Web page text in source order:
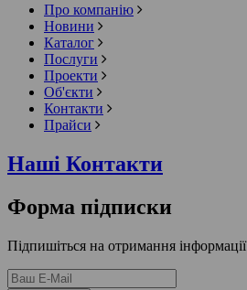
Про компанію
Новини
Каталог
Послуги
Проекти
Об'єкти
Контакти
Прайси
Наші Контакти
Форма підписки
Підпишіться на отримання інформації